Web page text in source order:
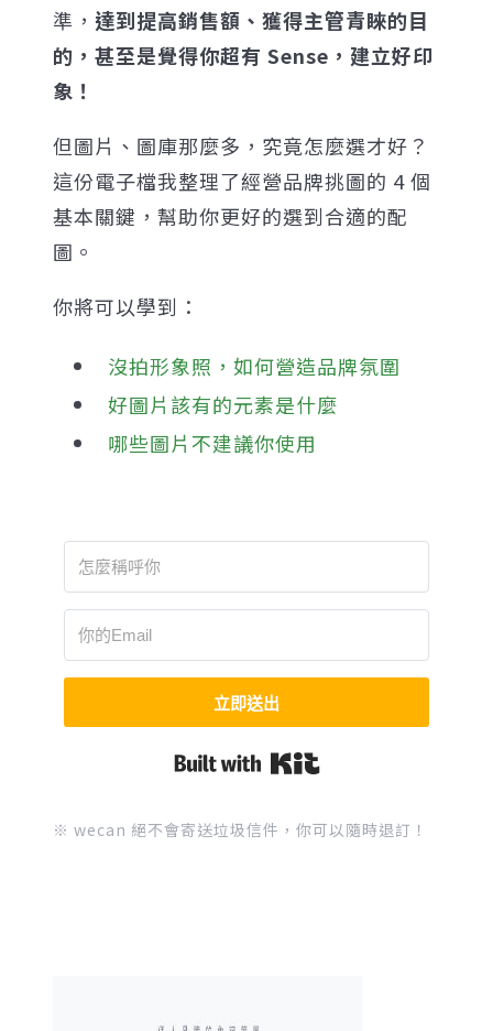
準， 達到提高銷售額、獲得主管青睞的目
的，甚至是覺得你超有 Sense，建立好印
象！
但圖片、圖庫那麼多，究竟怎麼選才好？
這份電子檔我整理了經營品牌挑圖的 4 個
基本關鍵，幫助你更好的選到合適的配
圖。
你將可以學到：
沒拍形象照，如何營造品牌氛圍
好圖片該有的元素是什麼
哪些圖片不建議你使用
立即送出
※ wecan 絕不會寄送垃圾信件，你可以隨時退訂！